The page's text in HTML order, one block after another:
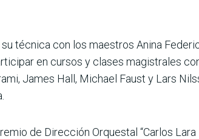
técnica con los maestros Anina
en cursos y clases magistrales
James Hall, Michael Faust y Lars
de Dirección Orquestal “Carlos Lara